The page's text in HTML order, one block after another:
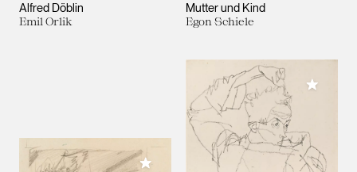
Alfred Döblin
Emil Orlik
Mutter und Kind
Egon Schiele
Meiner Sammlung hinzufügen
Meiner